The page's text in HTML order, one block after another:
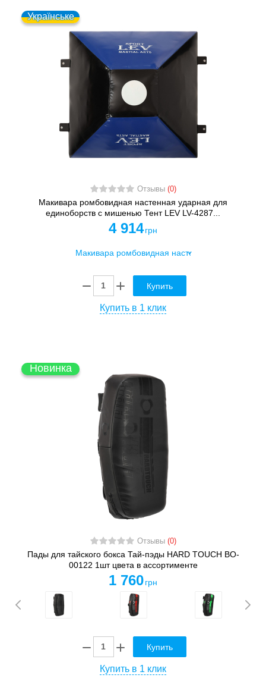
Українське
Отзывы (0)
Макивара ромбовидная настенная ударная для
единоборств с мишенью Тент LEV LV-4287...
4 914 грн
Купить
Купить в 1 клик
Новинка
Отзывы (0)
Пады для тайского бокса Тай-пэды HARD TOUCH BO-
00122 1шт цвета в ассортименте
1 760 грн
Купить
Купить в 1 клик